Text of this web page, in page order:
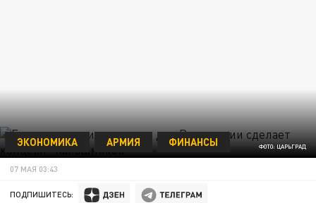
ФОТО: ЦАРЬГРАД
ЭКОНОМИКА АРМИЯ ФИНАНСЫ
07 МАЯ 03:43
ПОДПИШИТЕСЬ: